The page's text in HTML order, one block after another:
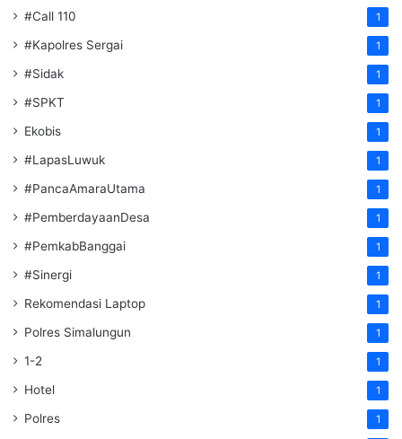
#Call 110 1
#Kapolres Sergai 1
#Sidak 1
#SPKT 1
Ekobis 1
#LapasLuwuk 1
#PancaAmaraUtama 1
#PemberdayaanDesa 1
#PemkabBanggai 1
#Sinergi 1
Rekomendasi Laptop 1
Polres Simalungun 1
1-2 1
Hotel 1
Polres 1